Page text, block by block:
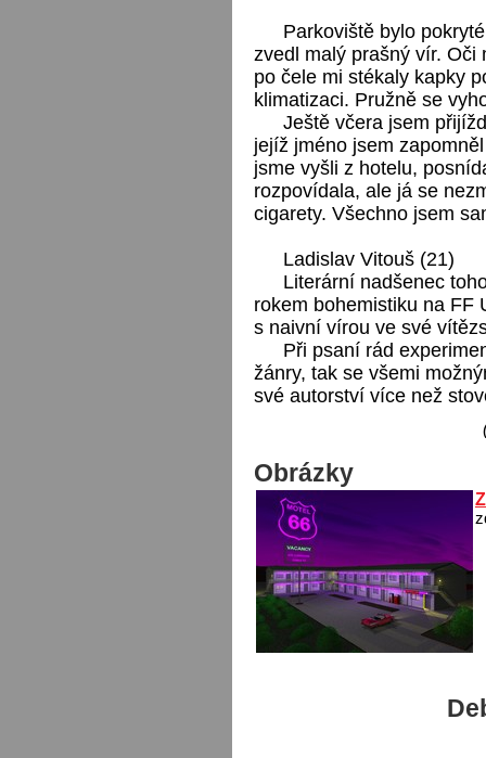
Parkoviště bylo
zvedl malý prašný vír. Oči
po čele mi stékaly kapky
klimatizaci. Pružně se
Ještě včera jsem
jejíž jméno jsem
jsme vyšli z hotelu,
rozpovídala, ale já se
cigarety. Všechno jsem
Ladislav Vitouš (21)
Literární nadšenec
rokem bohemistiku na FF
s naivní vírou ve své
Při psaní rád
žánry, tak se všemi
své autorství více než
Obrázky